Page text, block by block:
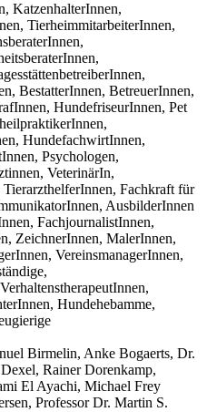
KatzenhalterInnen,
TierheimmitarbeiterInnen,
BestatterInnen, BetreuerInnen,
HundefriseurInnen, Pet
HundefachwirtInnen,
Psychologen,
VeterinärIn,
Fachkraft für
AusbilderInnen
FachjournalistInnen,
ZeichnerInnen, MalerInnen,
VereinsmanagerInnen,
Hundehebamme,
Birmelin, Anke Bogaerts, Dr.
Rainer Dorenkamp,
El Ayachi, Michael Frey
Professor Dr. Martin S.